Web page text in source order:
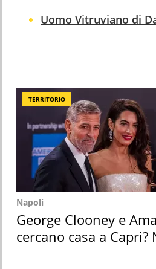
Uomo Vitruviano di
TERRITORIO
Napoli
George Clooney e
cercano casa a Capri?